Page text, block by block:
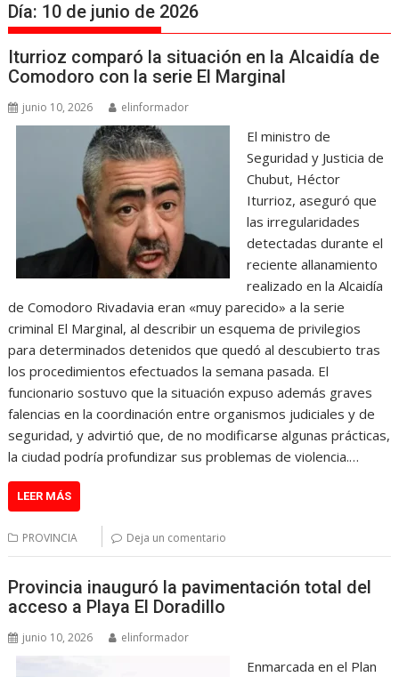
Día: 10 de junio de 2026
Iturrioz comparó la situación en la Alcaidía de
Comodoro con la serie El Marginal
junio 10, 2026 elinformador
El ministro de
Seguridad y Justicia de
Chubut, Héctor
Iturrioz, aseguró que
las irregularidades
detectadas durante el
reciente allanamiento
realizado en la Alcaidía
de Comodoro Rivadavia eran «muy parecido» a la serie
criminal El Marginal, al describir un esquema de privilegios
para determinados detenidos que quedó al descubierto tras
los procedimientos efectuados la semana pasada. El
funcionario sostuvo que la situación expuso además graves
falencias en la coordinación entre organismos judiciales y de
seguridad, y advirtió que, de no modificarse algunas prácticas,
la ciudad podría profundizar sus problemas de violencia.…
LEER MÁS
PROVINCIA Deja un comentario
Provincia inauguró la pavimentación total del
acceso a Playa El Doradillo
junio 10, 2026 elinformador
Enmarcada en el Plan